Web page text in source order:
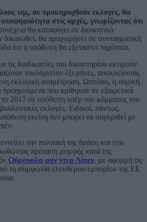
της, αν προκηρυχθούν εκλογές, θα
στις αρχές, γνωρίζοντας ότι
θα καταφύγει σε διοικητικό
δικαιωθεί, θα προχωρήσει σε συνταγματική
ότι η υπόθεση θα εξεταστεί ταχύτατα.
τις διαδικασίες του δικαστηρίου εκτιμούν
τουλάχιστον έξι μήνες, αποκλείοντάς
εκλογική αναμέτρηση. Ωστόσο, η νομική
προηγούμενα που κρίθηκαν σε εξαιρετικά
2017 σε υπόθεση υπέρ του κόμματος του
εκλογές. Ειδικοί, πάντως,
εκείνη δεν μπορεί να συγκριθεί με
την πολιτική της δράση και στο
πρόταση μομφής κατά της
Ούρσουλα φον ντερ Λάιεν, με αφορμή τις
τη συμφωνία ελευθέρου εμπορίου της ΕΕ